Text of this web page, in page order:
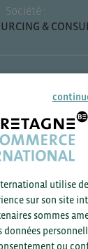
Société :
&
moi
utilise
sur son site
sommes
données
ou